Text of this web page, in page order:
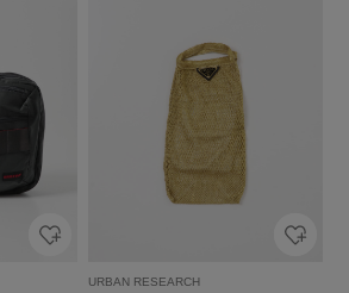
URBAN RESEARCH